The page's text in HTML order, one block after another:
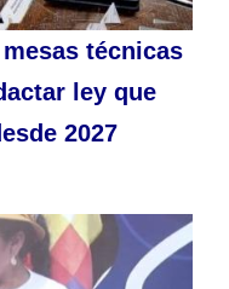
técnicas
ley que
2027